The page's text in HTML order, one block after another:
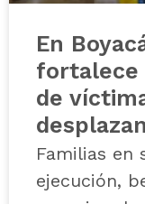
En
fortalece
de
Familias en
ejecución,